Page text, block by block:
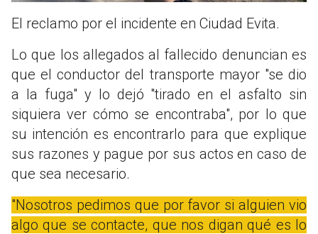
El reclamo por el incidente en Ciudad Evita.
Lo que los allegados al fallecido denuncian es
que el conductor del transporte mayor "se dio
a la fuga" y lo dejó "tirado en el asfalto sin
siquiera ver cómo se encontraba", por lo que
su intención es encontrarlo para que explique
sus razones y pague por sus actos en caso de
que sea necesario.
"Nosotros pedimos que por favor si alguien vio
algo que se contacte, que nos digan qué es lo